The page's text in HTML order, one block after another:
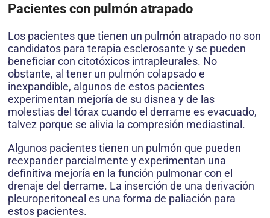
Pacientes con pulmón atrapado
Los pacientes que tienen un pulmón atrapado no son
candidatos para terapia esclerosante y se pueden
beneficiar con citotóxicos intrapleurales. No
obstante, al tener un pulmón colapsado e
inexpandible, algunos de estos pacientes
experimentan mejoría de su disnea y de las
molestias del tórax cuando el derrame es evacuado,
talvez porque se alivia la compresión mediastinal.
Algunos pacientes tienen un pulmón que pueden
reexpander parcialmente y experimentan una
definitiva mejoría en la función pulmonar con el
drenaje del derrame. La inserción de una derivación
pleuroperitoneal es una forma de paliación para
estos pacientes.